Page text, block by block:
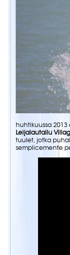
huhtikuussa 2013
Leijalautailu
tuulet, jotka
semplicemente